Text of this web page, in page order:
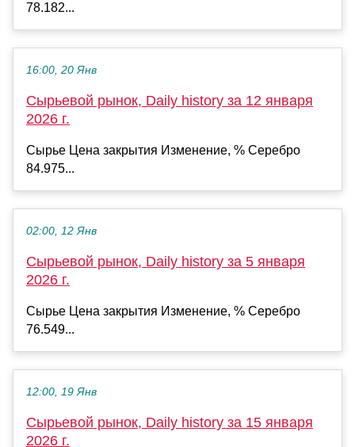
78.182...
16:00, 20 Янв
Сырьевой рынок, Daily history за 12 января
2026 г.
Сырье Цена закрытия Изменение, % Серебро
84.975...
02:00, 12 Янв
Сырьевой рынок, Daily history за 5 января
2026 г.
Сырье Цена закрытия Изменение, % Серебро
76.549...
12:00, 19 Янв
Сырьевой рынок, Daily history за 15 января
2026 г.